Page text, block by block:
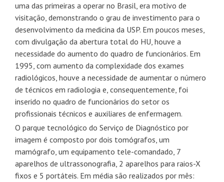
uma das primeiras a operar no Brasil, era motivo de
visitação, demonstrando o grau de investimento para o
desenvolvimento da medicina da USP. Em poucos meses,
com divulgação da abertura total do HU, houve a
necessidade do aumento do quadro de funcionários. Em
1995, com aumento da complexidade dos exames
radiológicos, houve a necessidade de aumentar o número
de técnicos em radiologia e, consequentemente, foi
inserido no quadro de funcionários do setor os
profissionais técnicos e auxiliares de enfermagem.
O parque tecnológico do Serviço de Diagnóstico por
imagem é composto por dois tomógrafos, um
mamógrafo, um equipamento tele-comandado, 7
aparelhos de ultrassonografia, 2 aparelhos para raios-X
fixos e 5 portáteis. Em média são realizados por mês: